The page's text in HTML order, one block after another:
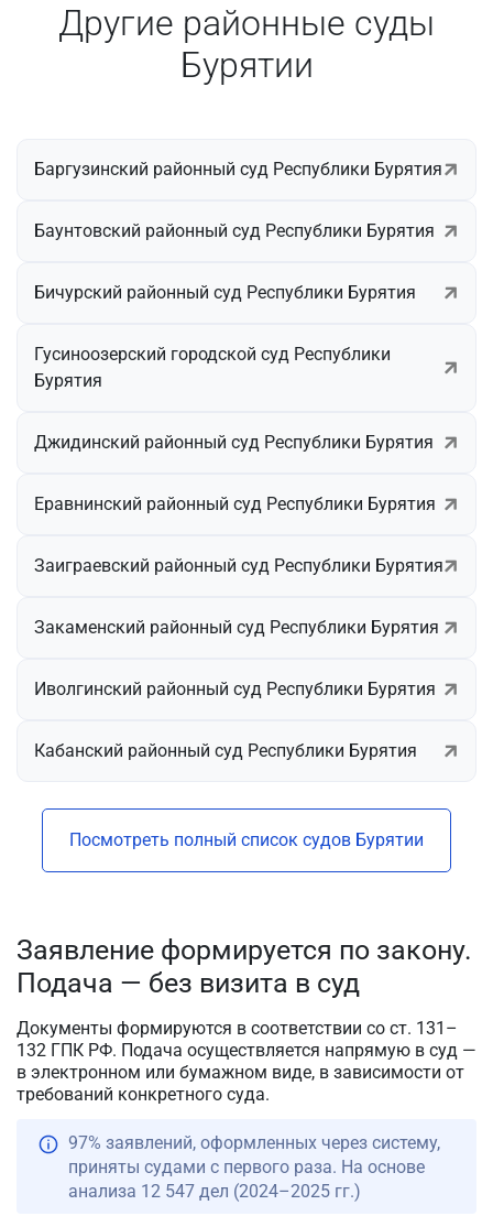
Другие районные суды
Бурятии
Баргузинский районный суд Республики Бурятия
Баунтовский районный суд Республики Бурятия
Бичурский районный суд Республики Бурятия
Гусиноозерский городской суд Республики
Бурятия
Джидинский районный суд Республики Бурятия
Еравнинский районный суд Республики Бурятия
Заиграевский районный суд Республики Бурятия
Закаменский районный суд Республики Бурятия
Иволгинский районный суд Республики Бурятия
Кабанский районный суд Республики Бурятия
Посмотреть полный список судов Бурятии
Заявление формируется по закону.
Подача — без визита в суд
Документы формируются в соответствии со ст. 131–
132 ГПК РФ. Подача осуществляется напрямую в суд —
в электронном или бумажном виде, в зависимости от
требований конкретного суда.
97% заявлений, оформленных через систему,
приняты судами с первого раза. На основе
анализа 12 547 дел (2024–2025 гг.)